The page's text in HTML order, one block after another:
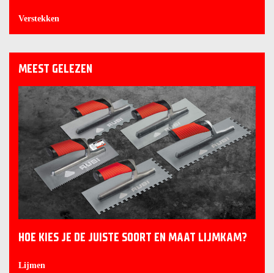
Verstekken
MEEST GELEZEN
HOE KIES JE DE JUISTE SOORT EN MAAT LIJMKAM?
Lijmen